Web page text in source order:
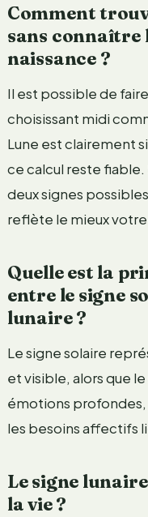
Comment
sans connaître
naissance ?
Il est possible de
choisissant midi
Lune est clairement
ce calcul reste fiable.
deux signes
reflète le mieux
Quelle est la
entre le signe
lunaire ?
Le signe solaire
et visible, alors que
émotions
les besoins affectifs
Le signe
la vie ?